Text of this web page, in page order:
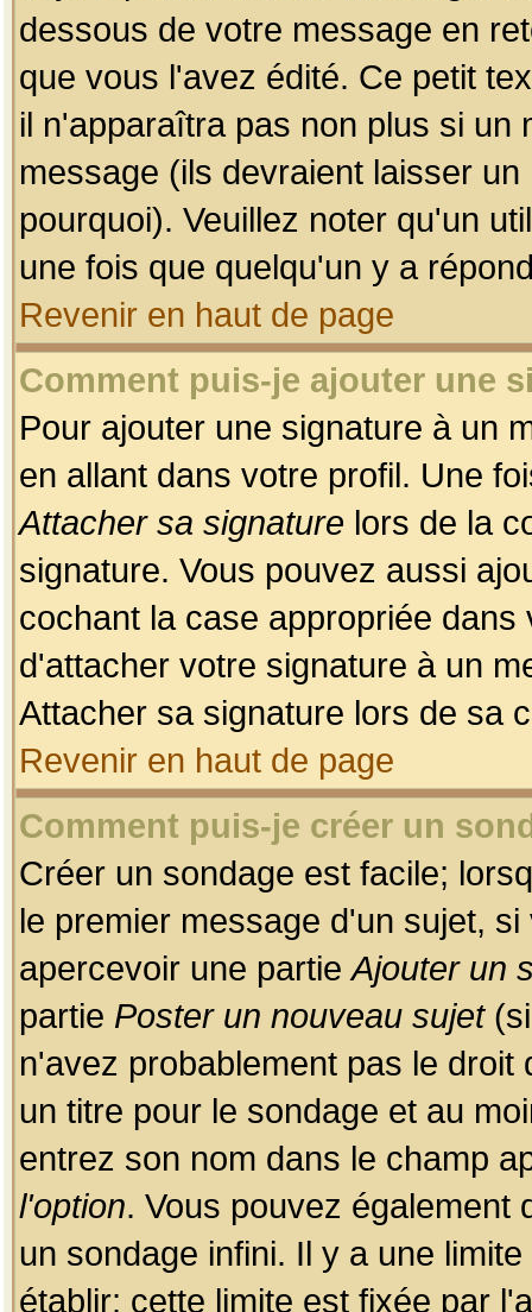
dessous de votre message en
que vous l'avez édité. Ce petit
il n'apparaîtra pas non plus si un
message (ils devraient laisser
pourquoi). Veuillez noter qu'un
une fois que quelqu'un y a
Revenir en haut de page
Comment puis-je ajouter une
Pour ajouter une signature à un
en allant dans votre profil. Une
Attacher sa signature lors de la
signature. Vous pouvez aussi
cochant la case appropriée
d'attacher votre signature à un
Attacher sa signature lors de sa
Revenir en haut de page
Comment puis-je créer un
Créer un sondage est facile;
le premier message d'un sujet,
apercevoir une partieAjouter un
partie Poster un nouveau sujet(si
n'avez probablement pas le
un titre pour le sondage et au
entrez son nom dans le champ
l'option. Vous pouvez également
un sondage infini. Il y a une
établir; cette limite est fixée par